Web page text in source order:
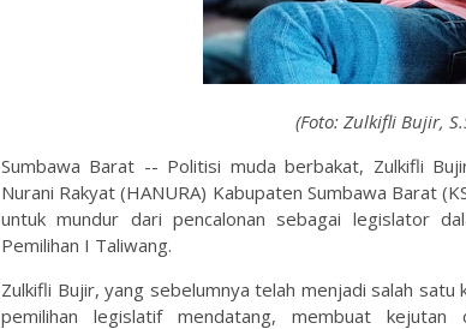
(Foto: Zulkifli Bujir,
Sumbawa Barat -- Politisi muda berbakat, Zulkifli
Nurani Rakyat (HANURA) Kabupaten Sumbawa Barat
untuk mundur dari pencalonan sebagai legislator
Pemilihan I Taliwang.
Zulkifli Bujir, yang sebelumnya telah menjadi salah
pemilihan legislatif mendatang, membuat kejutan